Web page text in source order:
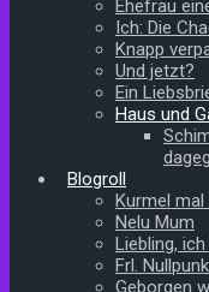
Ehefrau
Ich: Die
Knapp
Und jetzt?
Ein
Haus und
Blogroll
Kurmel mal
Nelu Mum
Liebling,
Frl.
Geborgen